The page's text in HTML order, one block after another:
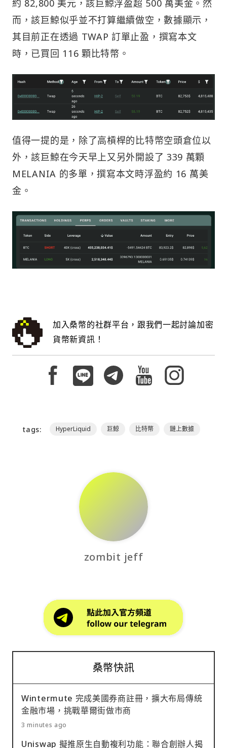
約 82,800 美元，該巨鯨浮盈超 500 萬美金。然
而，該巨鯨似乎並不打算繼續做空，數據顯示，
其目前正在透過 TWAP 訂單止盈，撰寫本文
時，已買回 116 顆比特幣。
值得一提的是，除了高槓桿的比特幣空頭倉位以
外，該巨鯨在今天早上又另外開設了 339 萬顆
MELANIA 的多單，撰寫本文時浮盈約 16 萬美
金。
加入桑幣的社群平台，跟我們一起討論加密
貨幣新資訊！
tags: HyperLiquid 巨鯨 比特幣 鏈上數據
zombit jeff
桑幣快訊
Wintermute 完成美國券商註冊，擴大布局傳統
金融市場，挑戰華爾街做市商
3 minutes ago
Uniswap 擬推原生自動複利功能：聯合創辦人揭